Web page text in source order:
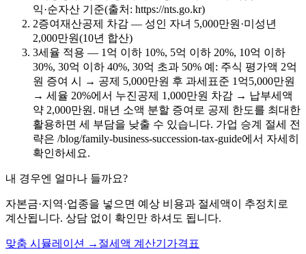
익·순자산 기준(출처: https://nts.go.kr)
2증여재산공제 차감 — 성인 자녀 5,000만원·미성년
2,000만원(10년 합산)
3세율 적용 — 1억 이하 10%, 5억 이하 20%, 10억 이하
30%, 30억 이하 40%, 30억 초과 50% 예: 주식 평가액 2억
원 증여 시 → 공제 5,000만원 후 과세표준 1억5,000만원
→ 세율 20%에서 누진공제 1,000만원 차감 → 납부세액
약 2,000만원. 매년 소액 분할 증여로 공제 한도를 최대한
활용하면 세 부담을 낮출 수 있습니다. 가업 승계 절세 전
략은 /blog/family-business-succession-tax-guide에서 자세히
확인하세요.
내 경우엔 얼마나 들까요?
자본금·지역·업종을 넣으면 예상 비용과 절세액이 추정치로
계산됩니다. 상담 없이 확인만 하셔도 됩니다.
맞춤 시뮬레이션 → 절세액 계산기 가격표